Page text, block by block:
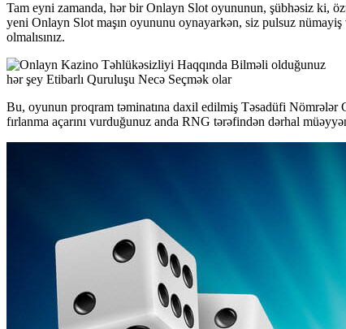
Tam eyni zamanda, hər bir Onlayn Slot oyununun, şübhəsiz ki,
yeni Onlayn Slot maşın oyununu oynayarkən, siz pulsuz
olmalısınız.
Bu, oyunun proqram təminatına daxil edilmiş Təsadüfi Nömrələr
fırlanma açarını vurduğunuz anda RNG tərəfindən dərhal